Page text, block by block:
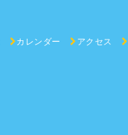
カレンダー アクセス